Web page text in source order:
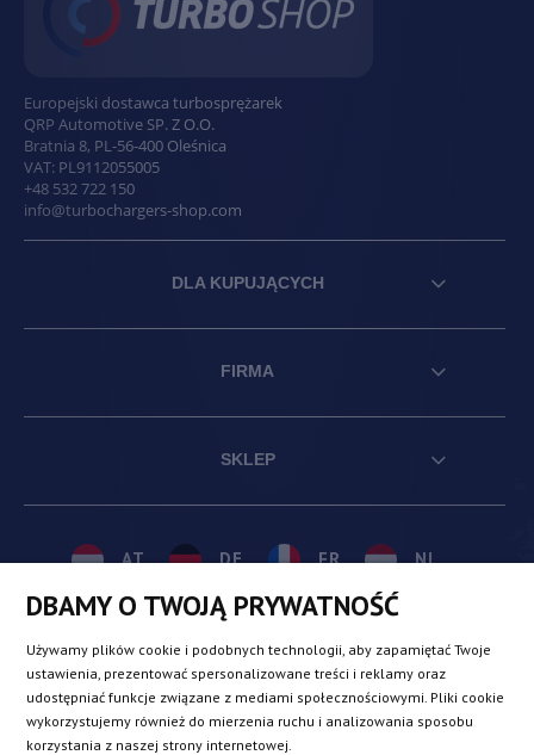
Europejski dostawca turbosprężarek
QRP Automotive SP. Z O.O.
Bratnia 8, PL -56-400 Oleśnica
VAT: PL9112055005
+48 532 722 150
info@turbochargers-shop.com
DLA KUPUJĄCYCH
FIRMA
SKLEP
AT
CZ
DE
ES
FR
IT
NL
SE
DBAMY O TWOJĄ PRYWATNOŚĆ
Używamy plików cookie i podobnych technologii, aby zapamiętać Twoje
ustawienia, prezentować spersonalizowane treści i reklamy oraz
udostępniać funkcje związane z mediami społecznościowymi. Pliki cookie
wykorzystujemy również do mierzenia ruchu i analizowania sposobu
korzystania z naszej strony internetowej.